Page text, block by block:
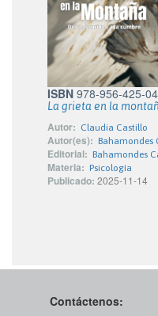
ISBN 978-956-425-
La grieta en la
Autor: Claudia Castillo
Autor(es): Bahamondes
Editorial: Bahamondes
Materia: Psicología
Publicado: 2025-11-14
Contáctenos: